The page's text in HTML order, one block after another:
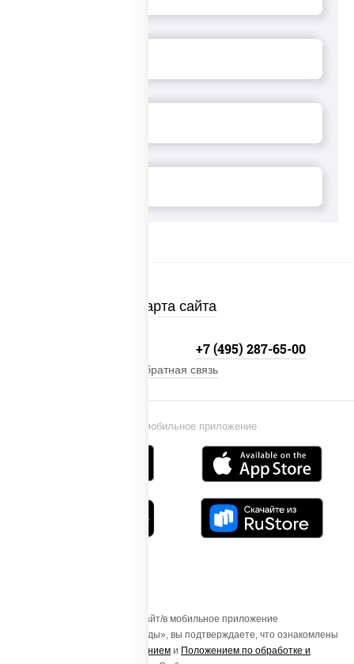
Карта сайта
Установи мобильное приложение
+7 (495) 287-65-00
Обратная связь
Осуществляя вход на этот Сайт/в мобильное приложение
«ПиццаСушиВок - доставка еды», вы подтверждаете, что ознакомлены
Пользовательским соглашением и Положением по обработке и